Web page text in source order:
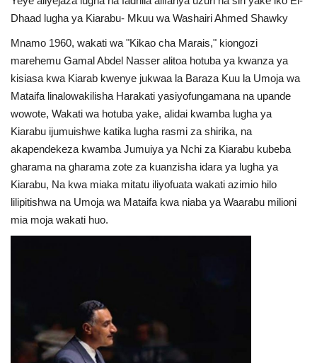
Harakati ya Nasser kwa Vijana
Kanuni na Masharti ya Udhamini wa
Nasser
Udhamini wa Nasser
Nyaraka na Marejeleo
Waanzilishi
Nafasi
Dhaad lugha ya Kiarabu- Mkuu wa Washairi Ahmed Shawky
Mnamo 1960, wakati wa "Kikao cha Marais," kiongozi
marehemu Gamal Abdel Nasser alitoa hotuba ya kwanza ya
kisiasa kwa Kiarab kwenye jukwaa la Baraza Kuu la Umoja wa
Mataifa linalowakilisha Harakati yasiyofungamana na upande
wowote, Wakati wa hotuba yake, alidai kwamba lugha ya
Kiarabu ijumuishwe katika lugha rasmi za shirika, na
akapendekeza kwamba Jumuiya ya Nchi za Kiarabu kubeba
gharama na gharama zote za kuanzisha idara ya lugha ya
Kiarabu, Na kwa miaka mitatu iliyofuata wakati azimio hilo
lilipitishwa na Umoja wa Mataifa kwa niaba ya Waarabu milioni
mia moja wakati huo.